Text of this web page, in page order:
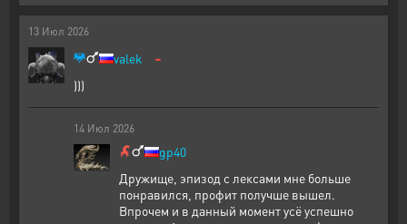
13 Июл 2026
valek -
)))
14 Июл 2026
gp40
Дружище, эпизод с лексами мне больше
понравился, профит получше вышел.
Впрочем и в данный момент усё успешно